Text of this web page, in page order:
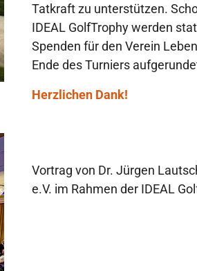
Tatkraft zu unterstützen.
IDEAL GolfTrophy werden
Spenden für den Verein
Ende des Turniers
Herzlichen Dank!
Vortrag von Dr. Jürgen
e.V. im Rahmen der IDEAL